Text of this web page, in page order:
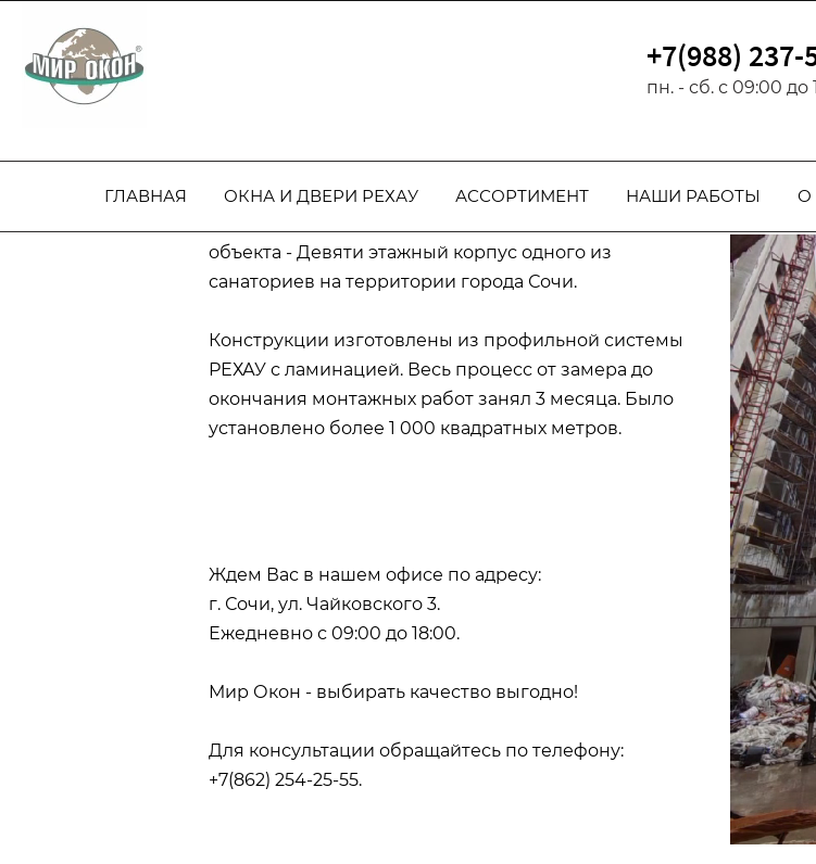
+7(988) 237-
пн. - сб. с 09:00 до
ГЛАВНАЯ ОКНА И ДВЕРИ РЕХАУ АССОРТИМЕНТ НАШИ РАБОТЫ О
Реализованные объекты!
объекта - Девяти этажный корпус одного из
санаториев на территории города Сочи.
Конструкции изготовлены из профильной системы
РЕХАУ с ламинацией. Весь процесс от замера до
окончания монтажных работ занял 3 месяца. Было
установлено более 1 000 квадратных метров.
Ждем Вас в нашем офисе по адресу:
г. Сочи, ул. Чайковского 3.
Ежедневно с 09:00 до 18:00.
Мир Окон - выбирать качество выгодно!
Для консультации обращайтесь по телефону:
+7(862) 254-25-55.